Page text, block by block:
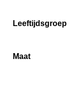
Leeftijdsgroep
Maat